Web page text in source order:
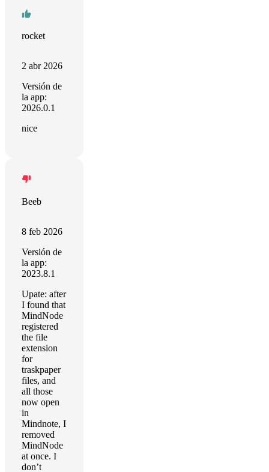
rocket
2 abr 2026
Versión de
la app:
2026.0.1
nice
Beeb
8 feb 2026
Versión de
la app:
2023.8.1
Upate: after
I found that
MindNode
registered
the file
extension
for
traskpaper
files, and
all those
now open
in
Mindnote, I
removed
MindNode
at once. I
don’t